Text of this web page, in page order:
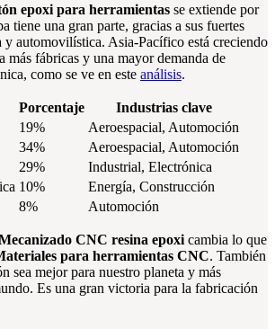
epoxi para herramientas se extiende por
tiene una gran parte, gracias a sus fuertes
y automovilística. Asia-Pacífico está creciendo
más fábricas y una mayor demanda de
como se ve en este análisis.
Porcentaje
Industrias clave
19%
Aeroespacial, Automoción
34%
Aeroespacial, Automoción
29%
Industrial, Electrónica
10%
Energía, Construcción
8% Automoción
CNC resina epoxi cambia lo que
para herramientas CNC. También
sea mejor para nuestro planeta y más
Es una gran victoria para la fabricación